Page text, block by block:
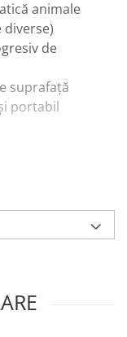
animale
diverse)
de
suprafață
portabil